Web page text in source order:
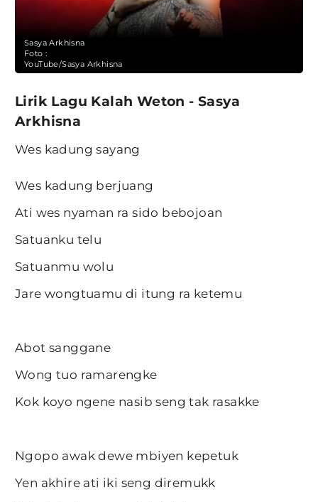
Sasya Arkhisna
Foto :
YouTube/Sasya Arkhisna
Lirik Lagu Kalah Weton - Sasya
Arkhisna
Wes kadung sayang
Wes kadung berjuang
Ati wes nyaman ra sido bebojoan
Satuanku telu
Satuanmu wolu
Jare wongtuamu di itung ra ketemu
Abot sanggane
Wong tuo ramarengke
Kok koyo ngene nasib seng tak rasakke
Ngopo awak dewe mbiyen kepetuk
Yen akhire ati iki seng diremukk